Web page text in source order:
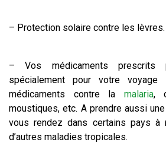
– Protection solaire contre les lèvres.
– Vos médicaments prescrits
spécialement pour votre
médicaments contre la malaria,
moustiques, etc. A prendre aussi
vous rendez dans certains pays à
d’autres maladies tropicales.